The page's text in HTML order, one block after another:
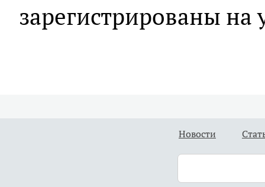
зарегистрированы
Новости